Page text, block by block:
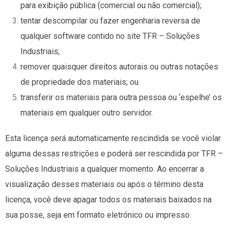
para exibição pública (comercial ou não comercial);
tentar descompilar ou fazer engenharia reversa de
qualquer software contido no site TFR – Soluções
Industriais;
remover quaisquer direitos autorais ou outras notações
de propriedade dos materiais; ou
transferir os materiais para outra pessoa ou ‘espelhe’ os
materiais em qualquer outro servidor.
Esta licença será automaticamente rescindida se você violar
alguma dessas restrições e poderá ser rescindida por TFR –
Soluções Industriais a qualquer momento. Ao encerrar a
visualização desses materiais ou após o término desta
licença, você deve apagar todos os materiais baixados na
sua posse, seja em formato eletrónico ou impresso.